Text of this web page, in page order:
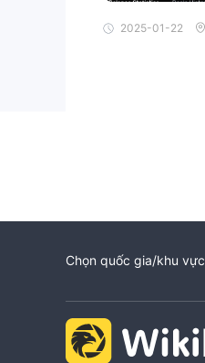
2025-01-22
Chọn quốc gia/khu vực